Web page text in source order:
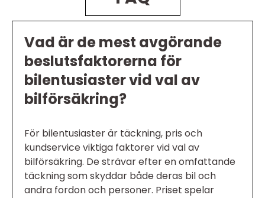
Vad är de mest avgörande
beslutsfaktorerna för
bilentusiaster vid val av
bilförsäkring?
För bilentusiaster är täckning, pris och
kundservice viktiga faktorer vid val av
bilförsäkring. De strävar efter en omfattande
täckning som skyddar både deras bil och
andra fordon och personer. Priset spelar